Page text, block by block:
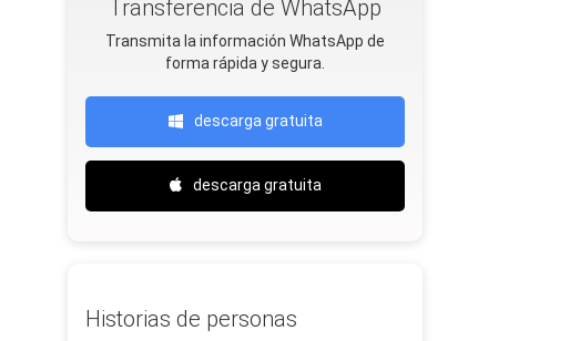
Transferencia de WhatsApp
Transmita la información WhatsApp de
forma rápida y segura.
descarga gratuita
descarga gratuita
Historias de personas